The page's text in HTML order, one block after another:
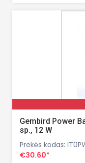
Gembird Power
sp., 12 W
Prekės kodas:
€30.60*